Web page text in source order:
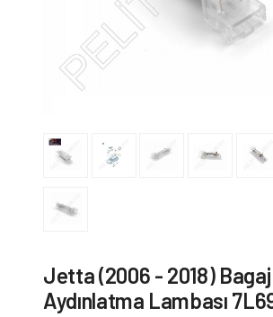
Jetta (2006 - 2018) Bagaj
Aydınlatma Lambası